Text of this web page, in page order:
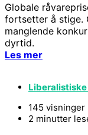
Globale
fortsetter å stige.
manglende
dyrtid.
Les mer
145 visninger
2 minutter